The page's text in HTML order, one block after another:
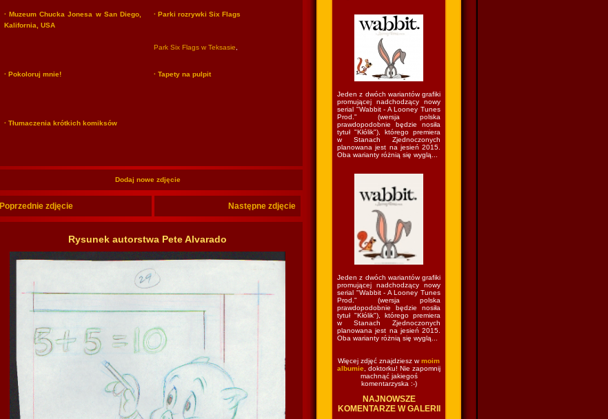
· Muzeum Chucka Jonesa w San Diego,
Kalifornia, USA
· Parki rozrywki Six Flags
Park Six Flags w Teksasie
· Pokoloruj mnie! · Tapety na pulpit
· Tłumaczenia krótkich komiksów
Dodaj nowe zdjęcie
Poprzednie zdjęcie Następne zdjęcie
Rysunek autorstwa Pete Alvarado
Jeden z dwóch wariantów grafiki
promującej nadchodzący nowy
serial "Wabbit - A Looney Tunes
Prod." (wersja polska
prawdopodobnie będzie nosiła
tytuł "Kłólik"), którego premiera
w Stanach Zjednoczonych
planowana jest na jesień 2015.
Oba warianty różnią się wyglą...
Jeden z dwóch wariantów grafiki
promującej nadchodzący nowy
serial "Wabbit - A Looney Tunes
Prod." (wersja polska
prawdopodobnie będzie nosiła
tytuł "Kłólik"), którego premiera
w Stanach Zjednoczonych
planowana jest na jesień 2015.
Oba warianty różnią się wyglą...
Więcej zdjęć znajdziesz wmoim
albumie , doktorku! Nie zapomnij
machnąć jakiegoś
komentarzyska :-)
NAJNOWSZE
KOMENTARZE W GALERII